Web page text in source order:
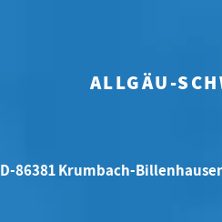
ALLGÄU-
D-86381 Krumbach-